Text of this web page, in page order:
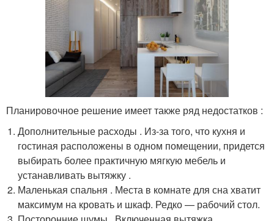
Планировочное решение имеет также ряд недостатков :
Дополнительные расходы . Из-за того, что кухня и
гостиная расположены в одном помещении, придется
выбирать более практичную мягкую мебель и
устанавливать вытяжку .
Маленькая спальня . Места в комнате для сна хватит
максимум на кровать и шкаф. Редко — рабочий стол.